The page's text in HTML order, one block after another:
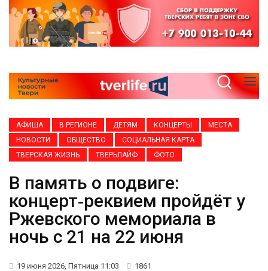
АФИША В РЕГИОНЕ ДЕТЯМ КОНЦЕРТЫ
МЕСТА
НОВОСТИ
ОБЩЕСТВО
СОЦИАЛЬНАЯ КАРТА
ТВЕРСКАЯ ЖИЗНЬ
ТВЕРЬЛАЙФ ФОТО
В память о подвиге:
концерт‑реквием пройдёт у
Ржевского мемориала в
ночь с 21 на 22 июня
19 июня 2026, Пятница 11:03 1861